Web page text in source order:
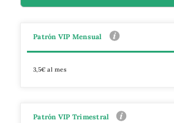
Patrón VIP Mensual
3,5€ al mes
Patrón VIP Trimestral